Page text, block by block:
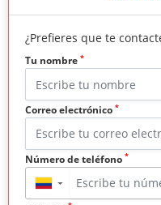
¿Prefieres que te
Tu nombre *
Correo electrónico *
Número de teléfono *
▼